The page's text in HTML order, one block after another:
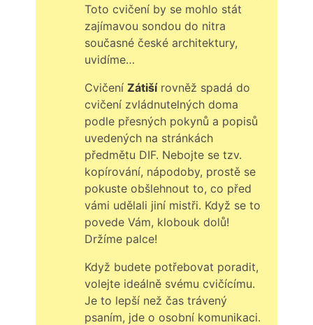
Toto cvičení by se mohlo stát
zajímavou sondou do nitra
současné české architektury,
uvidíme…
CvičeníZátišírovněž spadá do
cvičení zvládnutelných doma
podle přesných pokynů a popisů
uvedených na stránkách
předmětu DIF. Nebojte se tzv.
kopírování, nápodoby, prostě se
pokuste obšlehnout to, co před
vámi udělali jiní mistři. Když se to
povede Vám, klobouk dolů!
Držíme palce!
Když budete potřebovat poradit,
volejte ideálně svému cvičícímu.
Je to lepší než čas trávený
psaním, jde o osobní komunikaci.